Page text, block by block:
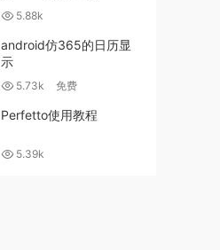
5.88k
android仿365的日历显
示
5.73k 免费
Perfetto使用教程
5.39k